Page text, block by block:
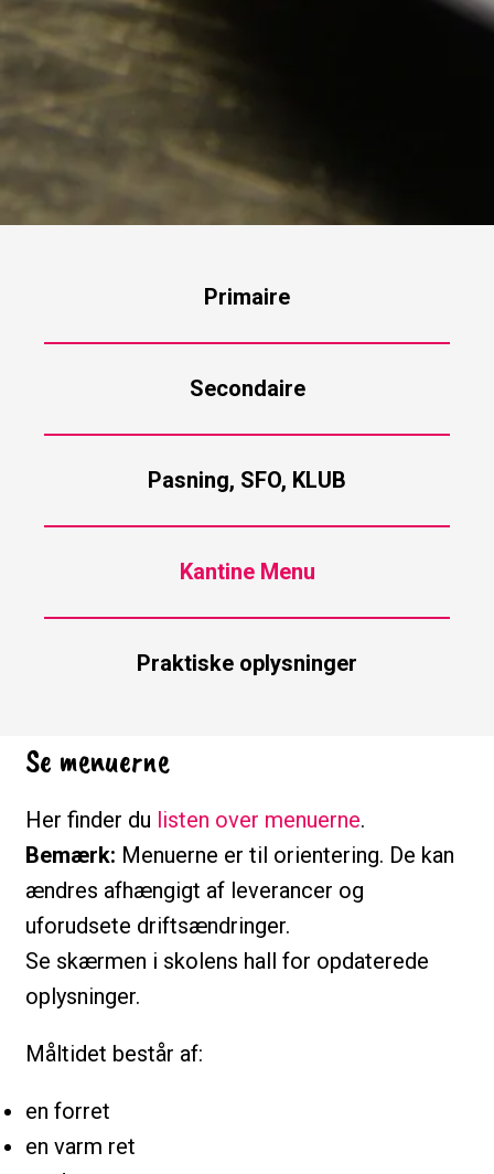
Primaire
Secondaire
Pasning, SFO, KLUB
Kantine Menu
Praktiske oplysninger
Se menuerne
Her finder du listen over menuerne.
Bemærk: Menuerne er til orientering. De kan
ændres afhængigt af leverancer og
uforudsete driftsændringer.
Se skærmen i skolens hall for opdaterede
oplysninger.
Måltidet består af:
en forret
en varm ret